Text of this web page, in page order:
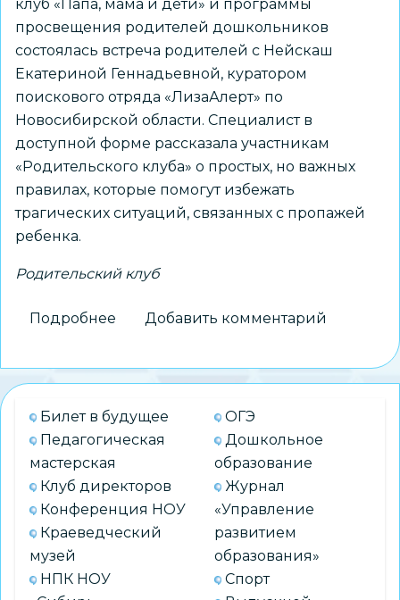
клуб «Папа, мама и дети» и программы
просвещения родителей дошкольников
состоялась встреча родителей с Нейскаш
Екатериной Геннадьевной, куратором
поискового отряда «ЛизаАлерт» по
Новосибирской области. Специалист в
доступной форме рассказала участникам
«Родительского клуба» о простых, но важных
правилах, которые помогут избежать
трагических ситуаций, связанных с пропажей
ребенка.
Родительский клуб
Подробнее
родительский
клуб
«Папа,
мама
дети»:
встреча
с
Добавить комментарий
Билет в будущее
Педагогическая
мастерская
Клуб директоров
Конференция НОУ
Краеведческий
музей
НПК НОУ
ОГЭ
Дошкольное
образование
Журнал
«Управление
развитием
образования»
Спорт